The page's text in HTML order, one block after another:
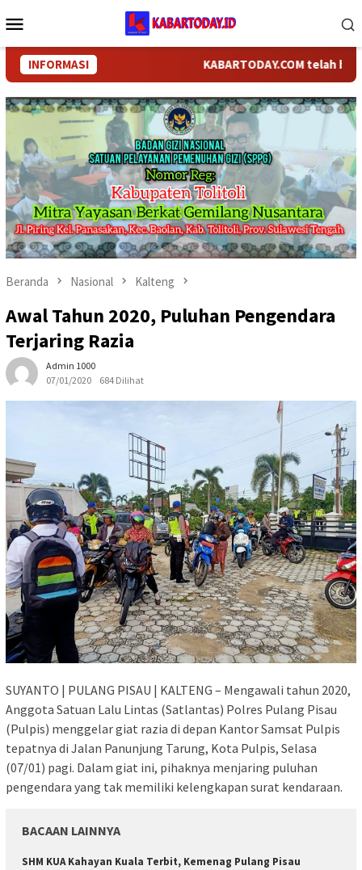
ke
Mobile
INFORMASI KABARTODAY.COM telah
Beranda Nasional Kalteng
Awal Tahun 2020, Puluhan Pengendara
Terjaring Razia
Admin 1000
07/01/2020
684 Dilihat
SUYANTO | PULANG PISAU | KALTENG – Mengawali tahun 2020,
Anggota Satuan Lalu Lintas (Satlantas) Polres Pulang Pisau
(Pulpis) menggelar giat razia di depan Kantor Samsat Pulpis
tepatnya di Jalan Panunjung Tarung, Kota Pulpis, Selasa
(07/01) pagi. Dalam giat ini, pihaknya menjaring puluhan
pengendara yang tak memiliki kelengkapan surat kendaraan.
BACAAN LAINNYA
SHM KUA Kahayan Kuala Terbit, Kemenag Pulang Pisau